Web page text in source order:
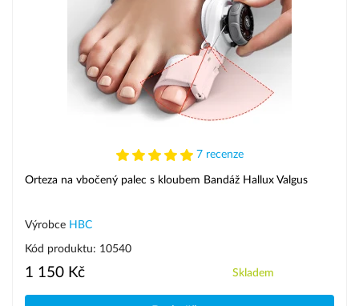
7 recenze
Orteza na vbočený palec s kloubem Bandáž Hallux Valgus
Výrobce HBC
Kód produktu: 10540
1 150 Kč Skladem